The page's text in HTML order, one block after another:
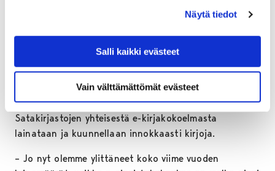
Näytä tiedot
Salli kaikki evästeet
Vain välttämättömät evästeet
opastusta on tarjolla pääkirjastolla 20.–22.
marraskuuta.
Jatkossa tarjolla
vieraskielisiä e-äänikirjoja
Satakirjastojen yhteisestä e-kirjakokoelmasta
lainataan ja kuunnellaan innokkaasti kirjoja.
– Jo nyt olemme ylittäneet koko viime vuoden